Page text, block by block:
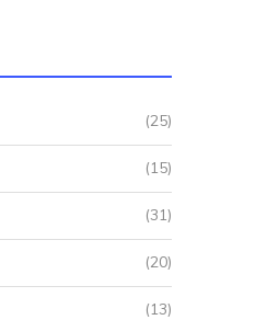
(25)
(15)
(31)
(20)
(13)